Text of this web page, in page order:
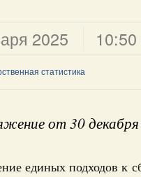
2025 10:50
статистика
от 30
единых подходов к
программы